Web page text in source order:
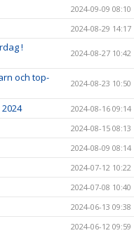
2024-09-09 08:10
2024-08-29 14:17
!
2024-08-27 10:42
och top-
2024-08-23 10:50
2024-08-16 09:14
2024-08-15 08:13
2024-08-09 08:14
2024-07-12 10:22
2024-07-08 10:40
2024-06-13 09:38
2024-06-12 09:59